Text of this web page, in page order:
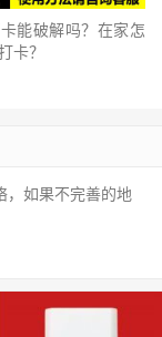
能破解吗？在家怎
卡？
，如果不完善的地